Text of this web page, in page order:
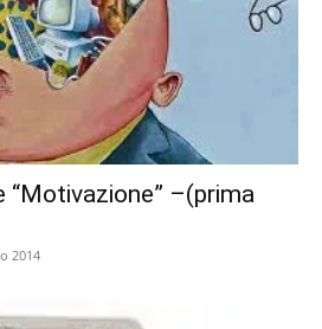
“Motivazione” –(prima
2014